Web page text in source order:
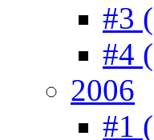
#3
#4
2006
#1